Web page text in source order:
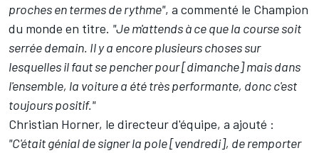
proches en termes de rythme", a commenté le Champion
du monde en titre. "Je m'attends à ce que la course soit
serrée demain. Il y a encore plusieurs choses sur
lesquelles il faut se pencher pour [dimanche] mais dans
l'ensemble, la voiture a été très performante, donc c'est
toujours positif."
Christian Horner, le directeur d'équipe, a ajouté :
"C'était génial de signer la pole [vendredi], de remporter